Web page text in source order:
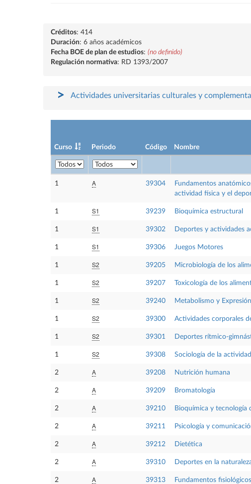
Créditos: 414
Duración: 6 años académicos
Fecha BOE de plan de estudios: (no definido)
Regulación normativa: RD 1393/2007
Actividades universitarias culturales y
Curso Periodo Código Nombre
1 A 39304
Fundamentos
actividad física y el
1 S1 39239 Bioquímica estructural
1 S1 39302 Deportes y actividades
1 S1 39306 Juegos Motores
1 S2 39205 Microbiología de los
1 S2 39207 Toxicología de los
1 S2 39240 Metabolismo y
1 S2 39300 Actividades corporales
1 S2 39301 Deportes rítmico-
1 S2 39308 Sociología de la
2 A 39208 Nutrición humana
2 A 39209 Bromatología
2 A 39210 Bioquímica y tecnología
2 A 39211 Psicología y
2 A 39212 Dietética
2 A 39310 Deportes en la
2 A 39313 Fundamentos